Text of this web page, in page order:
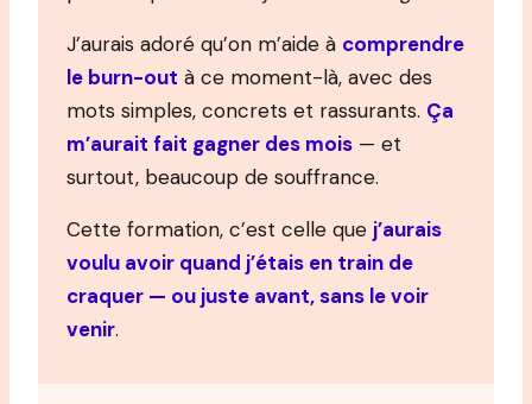
J’aurais adoré qu’on m’aide à comprendre
le burn-out à ce moment-là, avec des
mots simples, concrets et rassurants. Ça
m’aurait fait gagner des mois — et
surtout, beaucoup de souffrance.
Cette formation, c’est celle que j’aurais
voulu avoir quand j’étais en train de
craquer — ou juste avant, sans le voir
venir.